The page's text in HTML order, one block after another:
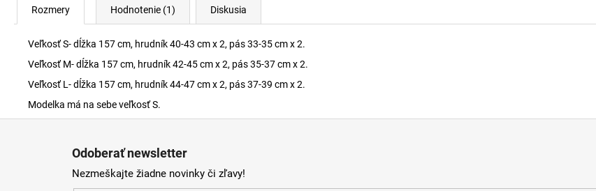
Rozmery Hodnotenie (1) Diskusia
Veľkosť S- dĺžka 157 cm, hrudník 40-43 cm x 2, pás 33-35 cm x 2.
Veľkosť M- dĺžka 157 cm, hrudník 42-45 cm x 2, pás 35-37 cm x 2.
Veľkosť L- dĺžka 157 cm, hrudník 44-47 cm x 2, pás 37-39 cm x 2.
Modelka má na sebe veľkosť S.
Odoberať newsletter
Nezmeškajte žiadne novinky či zľavy!